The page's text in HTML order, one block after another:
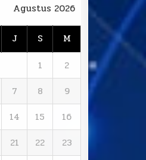
Agustus 2026
J S
M
1
2
7 8
9
14 15
16
21 22
23